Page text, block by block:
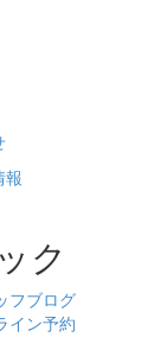
フブログ
イン予約